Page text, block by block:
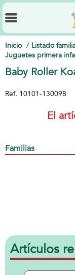
Inicio Listado
Juguetes primera
Baby Roller
Ref. 10101-130098
El
Familias
Artículos